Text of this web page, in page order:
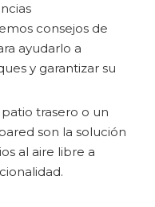
consejos de
ayudarlo a
y garantizar su
trasero o un
son la solución
al aire libre a